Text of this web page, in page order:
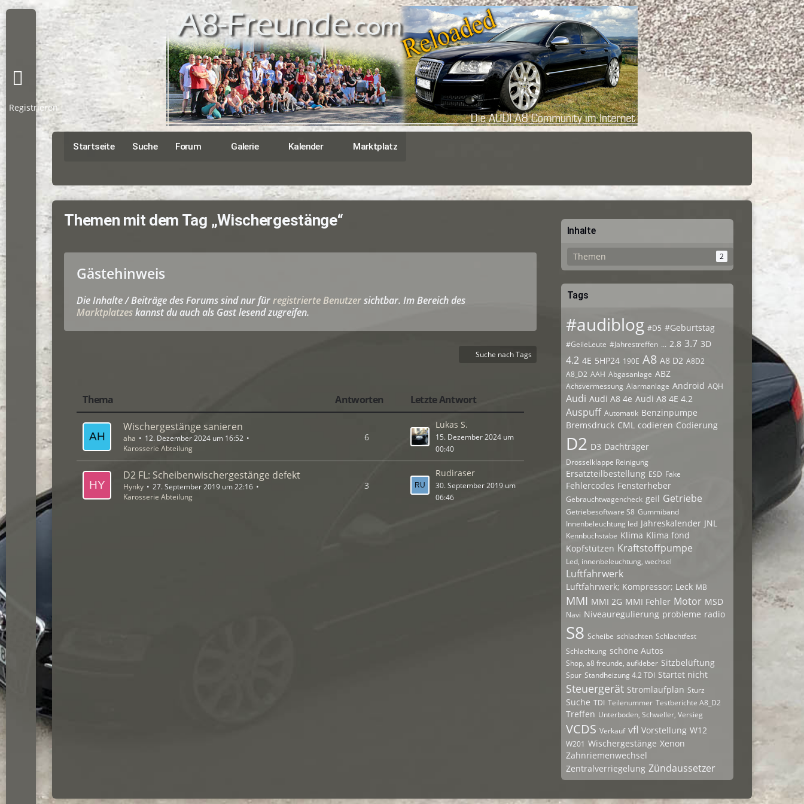
Startseite Suche Forum Galerie Kalender Marktplatz
Registrieren
Themen mit dem Tag „Wischergestänge“
Gästehinweis
Die Inhalte / Beiträge des Forums sind nur fürregistrierte Benutzersichtbar. Im Bereich des
Marktplatzeskannst du auch als Gast lesend zugreifen.
Suche nach Tags
Thema Antworten Letzte Antwort
Wischergestänge sanieren
aha
12. Dezember 2024 um 16:52
Karosserie Abteilung
6
Lukas S.
15. Dezember 2024 um
00:40
D2 FL: Scheibenwischergestänge defekt
Hynky
27. September 2019 um 22:16
Karosserie Abteilung
3
Rudiraser
30. September 2019 um
06:46
Inhalte
Themen 2
Tags
#audiblog #D5 #Geburtstag
#GeileLeute #Jahrestreffen ... 2.8 3.7 3D
4.2 4E 5HP24 190E A8 A8 D2 A8D2
A8_D2 AAH Abgasanlage ABZ
Achsvermessung Alarmanlage Android AQH
Audi Audi A8 4e Audi A8 4E 4.2
Auspuff Automatik Benzinpumpe
Bremsdruck CML codieren Codierung
D2 D3 Dachträger
Drosselklappe Reinigung
Ersatzteilbestellung ESD Fake
Fehlercodes Fensterheber
Gebrauchtwagencheck geil Getriebe
Getriebesoftware S8 Gummiband
Innenbeleuchtung led Jahreskalender JNL
Kennbuchstabe Klima Klima fond
Kopfstützen Kraftstoffpumpe
Led, innenbeleuchtung, wechsel
Luftfahrwerk
Luftfahrwerk; Kompressor; Leck MB
MMI MMI 2G MMI Fehler Motor MSD
Navi Niveauregulierung probleme radio
S8 Scheibe schlachten Schlachtfest
Schlachtung schöne Autos
Shop, a8 freunde, aufkleber Sitzbelüftung
Spur Standheizung 4.2 TDI Startet nicht
Steuergerät Stromlaufplan Sturz
Suche TDI Teilenummer Testberichte A8_D2
Treffen Unterboden, Schweller, Versieg
VCDS Verkauf vfl Vorstellung W12
W201 Wischergestänge Xenon
Zahnriemenwechsel
Zentralverriegelung Zündaussetzer